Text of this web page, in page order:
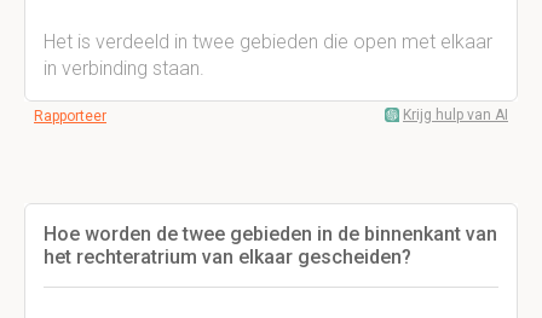
Het is verdeeld in twee gebieden die open met elkaar
in verbinding staan.
Rapporteer Krijg hulp van AI
Hoe worden de twee gebieden in de binnenkant van
het rechteratrium van elkaar gescheiden?